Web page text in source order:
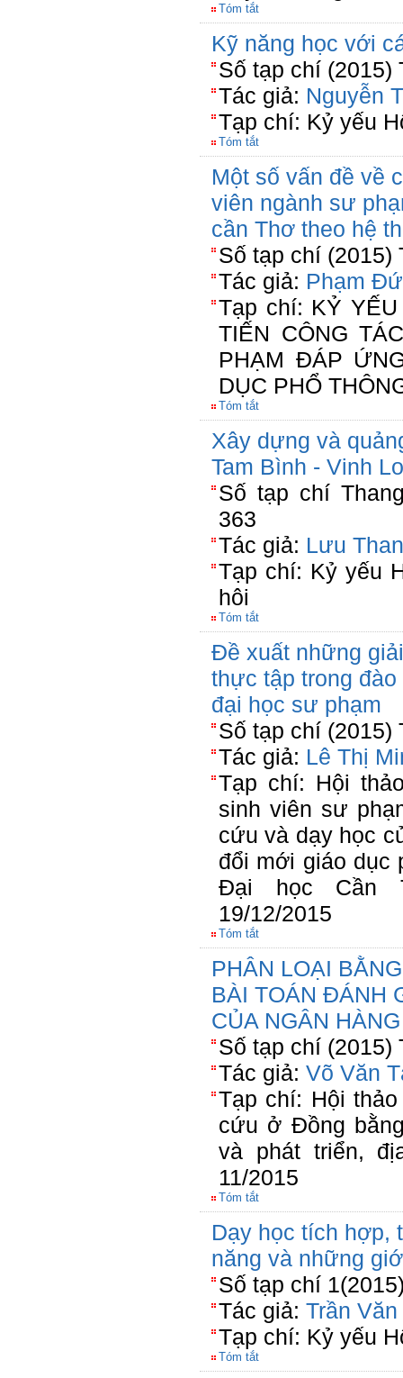
Tóm tắt
Kỹ năng học với
Số tạp chí (2015)
Tác giả: Nguyễn
Tạp chí: Kỷ yếu
Tóm tắt
Một số vấn đề về
viên ngành sư
cần Thơ theo hệ
Số tạp chí (2015)
Tác giả: Phạm
Tạp chí: KỶ
TIẾN CÔNG
PHẠM ĐÁP
DỤC PHỔ
Tóm tắt
Xây dựng và
Tam Bình - Vinh
Số tạp chí
363
Tác giả: Lưu
Tạp chí: Kỷ yếu
hôi
Tóm tắt
Đề xuất những
thực tập trong
đại học sư phạm
Số tạp chí (2015)
Tác giả: Lê Thị
Tạp chí: Hội
sinh viên sư
cứu và dạy học
đổi mới giáo dục
Đại học Cần
19/12/2015
Tóm tắt
PHÂN LOẠI
BÀI TOÁN ĐÁNH
CỦA NGÂN HÀNG
Số tạp chí (2015)
Tác giả: Võ Văn
Tạp chí: Hội
cứu ở Đồng
và phát triển,
11/2015
Tóm tắt
Dạy học tích hợp,
năng và những
Số tạp chí
Tác giả: Trần
Tạp chí: Kỷ yếu
Tóm tắt